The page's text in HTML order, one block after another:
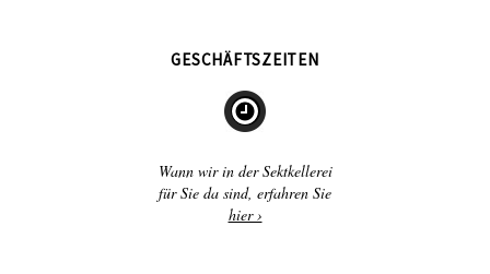
GESCHÄFTSZEITEN
Wann wir in der Sektkellerei
für Sie da sind, erfahren Sie
hier ›